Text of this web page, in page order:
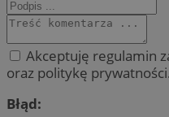
Akceptuję regulamin
oraz politykę prywatności.
Błąd: